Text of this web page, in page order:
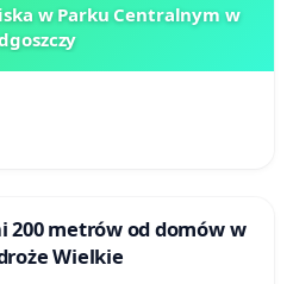
w Parku Centralnym w
metrów od domów w
Wielkie